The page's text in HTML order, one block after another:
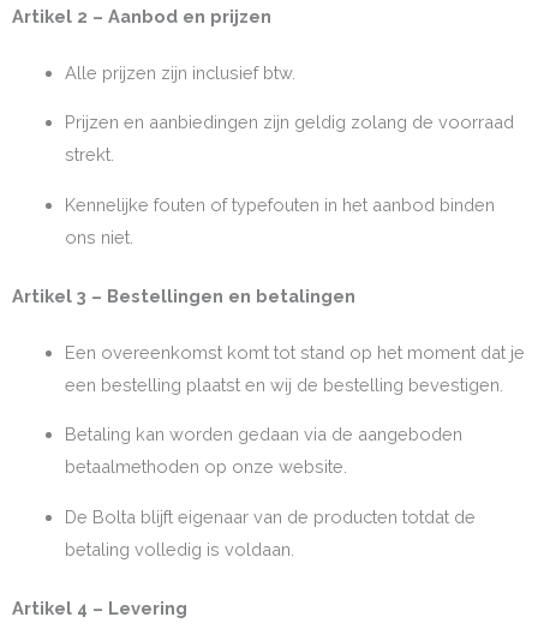
Artikel 2 – Aanbod en prijzen
Alle prijzen zijn inclusief btw.
Prijzen en aanbiedingen zijn geldig zolang de voorraad
strekt.
Kennelijke fouten of typefouten in het aanbod binden
ons niet.
Artikel 3 – Bestellingen en betalingen
Een overeenkomst komt tot stand op het moment dat je
een bestelling plaatst en wij de bestelling bevestigen.
Betaling kan worden gedaan via de aangeboden
betaalmethoden op onze website.
De Bolta blijft eigenaar van de producten totdat de
betaling volledig is voldaan.
Artikel 4 – Levering